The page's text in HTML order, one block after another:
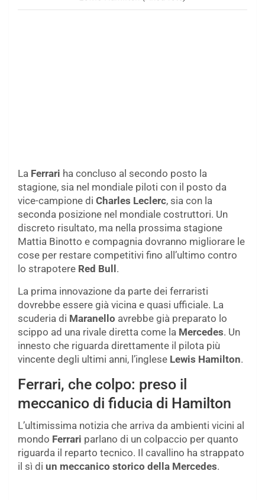
La Ferrari ha concluso al secondo posto la
stagione, sia nel mondiale piloti con il posto da
vice-campione di Charles Leclerc, sia con la
seconda posizione nel mondiale costruttori. Un
discreto risultato, ma nella prossima stagione
Mattia Binotto e compagnia dovranno migliorare le
cose per restare competitivi fino all’ultimo contro
lo strapotere Red Bull.
La prima innovazione da parte dei ferraristi
dovrebbe essere già vicina e quasi ufficiale. La
scuderia di Maranello avrebbe già preparato lo
scippo ad una rivale diretta come la Mercedes. Un
innesto che riguarda direttamente il pilota più
vincente degli ultimi anni, l’inglese Lewis Hamilton.
Ferrari, che colpo: preso il
meccanico di fiducia di Hamilton
L’ultimissima notizia che arriva da ambienti vicini al
mondo Ferrari parlano di un colpaccio per quanto
riguarda il reparto tecnico. Il cavallino ha strappato
il sì di un meccanico storico della Mercedes.